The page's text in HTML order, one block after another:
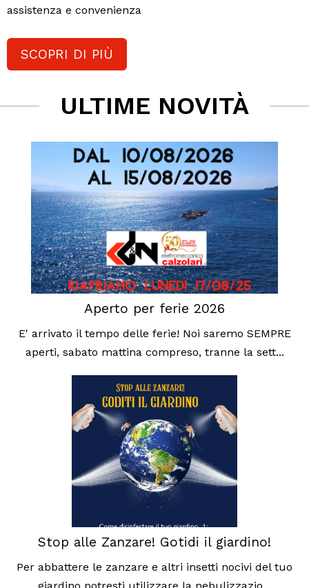
assistenza e convenienza
SCOPRI DI PIÙ
ULTIME NOVITÀ
Aperto per ferie 2026
E' arrivato il tempo delle ferie! Noi saremo SEMPRE
aperti, sabato mattina compreso, tranne la sett...
Stop alle Zanzare! Gotidi il giardino!
Per abbattere le zanzare e altri insetti nocivi del tuo